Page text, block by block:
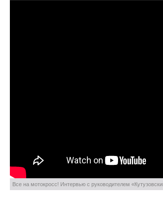
Все на мотокросс! Интервью с руководителем